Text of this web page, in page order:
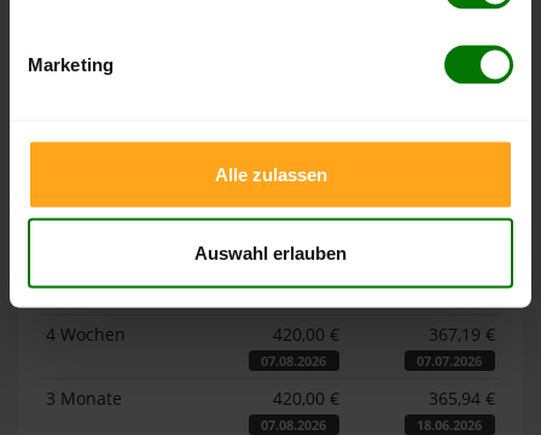
Marketing
Alle zulassen
Auswahl erlauben
Pelletspreise für lose Holzpellets und Holzpellets
Sackware in Nettetal
. Das dazugehörige Datum zeigt,
erreicht wurde.
Lose Holzpellets
Zeitraum Höchststand
Tiefststand
4 Wochen
420,00 €
07.08.2026
367,19 €
07.07.2026
3 Monate 420,00 €
07.08.2026
365,94 €
18.06.2026